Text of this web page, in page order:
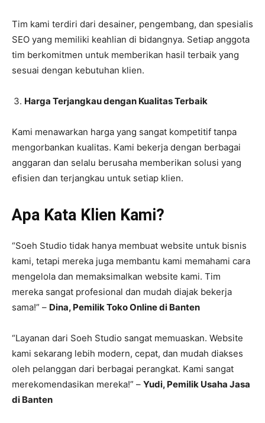
Tim kami terdiri dari desainer, pengembang, dan spesialis
SEO yang memiliki keahlian di bidangnya. Setiap anggota
tim berkomitmen untuk memberikan hasil terbaik yang
sesuai dengan kebutuhan klien.
Harga Terjangkau dengan Kualitas Terbaik
Kami menawarkan harga yang sangat kompetitif tanpa
mengorbankan kualitas. Kami bekerja dengan berbagai
anggaran dan selalu berusaha memberikan solusi yang
efisien dan terjangkau untuk setiap klien.
Apa Kata Klien Kami?
“Soeh Studio tidak hanya membuat website untuk bisnis
kami, tetapi mereka juga membantu kami memahami cara
mengelola dan memaksimalkan website kami. Tim
mereka sangat profesional dan mudah diajak bekerja
sama!” – Dina, Pemilik Toko Online di Banten
“Layanan dari Soeh Studio sangat memuaskan. Website
kami sekarang lebih modern, cepat, dan mudah diakses
oleh pelanggan dari berbagai perangkat. Kami sangat
merekomendasikan mereka!” – Yudi, Pemilik Usaha Jasa
di Banten